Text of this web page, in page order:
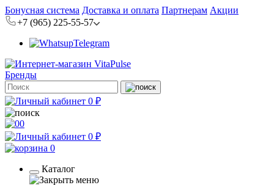
Бонусная система Доставка и оплата Партнерам Акции
+7 (965) 225-55-57
Telegram
Бренды
0 ₽
0
0 ₽
0
Каталог